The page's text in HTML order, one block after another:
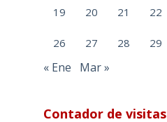
19 20 21 22
26 27 28 29
« Ene Mar »
Contador de visitas